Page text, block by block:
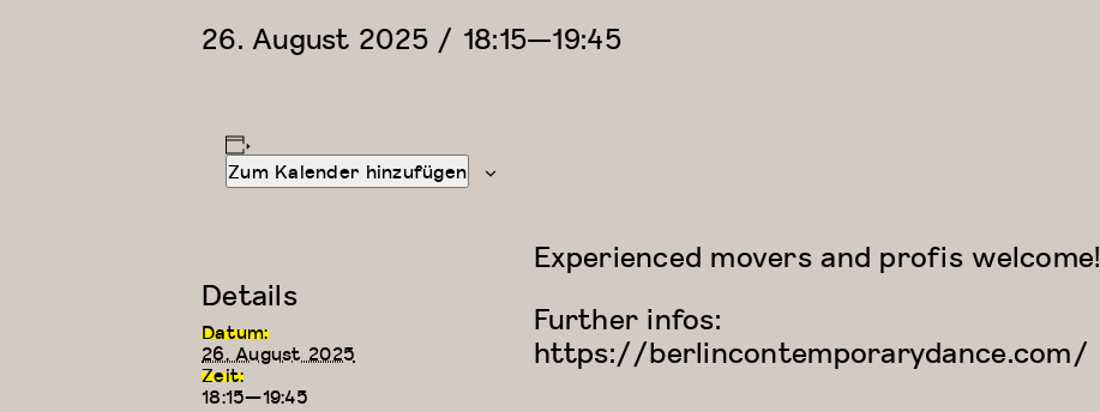
26. August 2025 / 18:15—19:45
Experienced movers and profis welcome!
Further infos:
https://berlincontemporarydance.com/
Zum Kalender hinzufügen
Details
Datum:
26. August 2025
Zeit:
18:15—19:45